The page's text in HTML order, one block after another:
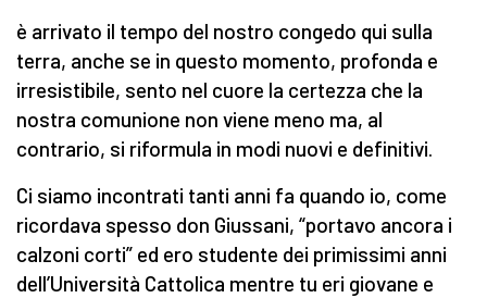
è arrivato il tempo del nostro congedo qui sulla
terra, anche se in questo momento, profonda e
irresistibile, sento nel cuore la certezza che la
nostra comunione non viene meno ma, al
contrario, si riformula in modi nuovi e definitivi.
Ci siamo incontrati tanti anni fa quando io, come
ricordava spesso don Giussani, “portavo ancora i
calzoni corti” ed ero studente dei primissimi anni
dell’Università Cattolica mentre tu eri giovane e